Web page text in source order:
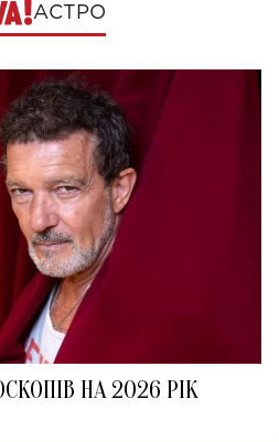
АСТРО
НА 2026 РІК